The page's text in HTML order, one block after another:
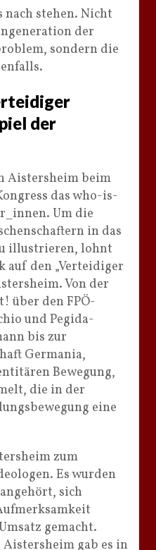
stehen. Nicht
der
sondern die
der
Aistersheim beim
das who-is-
Um die
in das
illustrieren, lohnt
auf den „Verteidiger
Von der
über den FPÖ-
und Pegida-
bis zur
Germania,
Bewegung,
die in der
eine
zum
Es wurden
sich
gemacht.
gab es in